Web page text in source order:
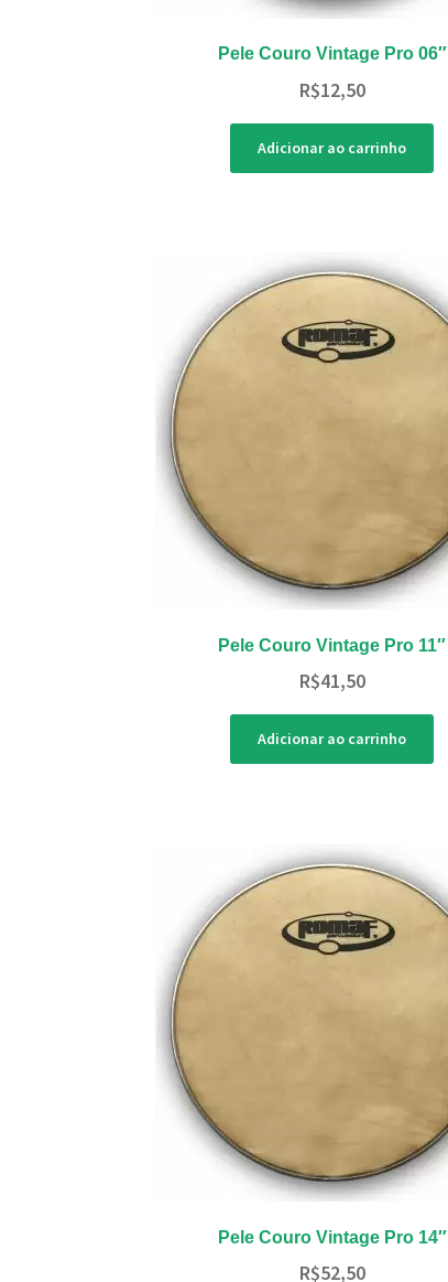
Pele Couro Vintage Pro 06″
R$12,50
Adicionar ao carrinho
Pele Couro Vintage Pro 11″
R$41,50
Adicionar ao carrinho
Pele Couro Vintage Pro 14″
R$52,50